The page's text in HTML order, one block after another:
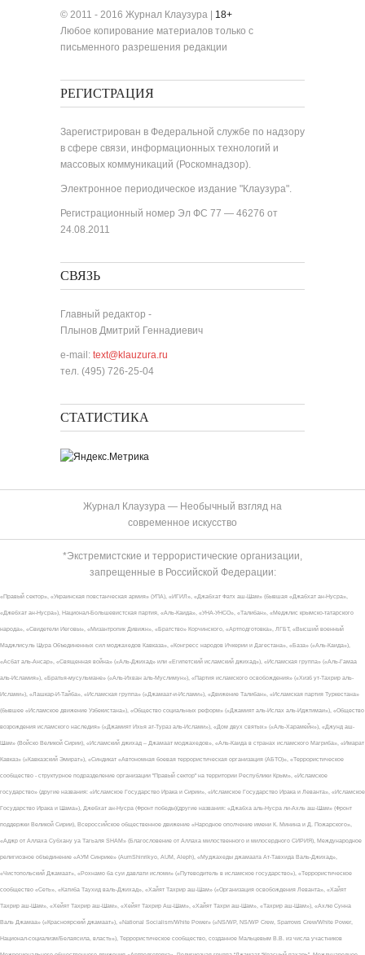
© 2011 - 2016 Журнал Клаузура | 18+
Любое копирование материалов только с
письменного разрешения редакции
РЕГИСТРАЦИЯ
Зарегистрирован в Федеральной службе по надзору
в сфере связи, информационных технологий и
массовых коммуникаций (Роскомнадзор).
Электронное периодическое издание "Клаузура".
Регистрационный номер Эл ФС 77 — 46276 от
24.08.2011
СВЯЗЬ
Главный редактор -
Плынов Дмитрий Геннадиевич
e-mail: text@klauzura.ru
тел. (495) 726-25-04
СТАТИСТИКА
Журнал Клаузура — Необычный взгляд на
современное искусство
*Экстремистские и террористические организации,
запрещенные в Российской Федерации:
«Правый сектор», «Украинская повстанческая армия» (УПА), «ИГИЛ», «Джабхат Фатх аш-Шам» (бывшая «Джабхат ан-Нусра»,
«Джебхат ан-Нусра»), Национал-Большевистская партия, «Аль-Каида», «УНА-УНСО», «Талибан», «Меджлис крымско-татарского
народа», «Свидетели Иеговы», «Мизантропик Дивижн», «Братство» Корчинского, «Артподготовка», ЛГБТ, «Высший военный
Маджлисуль Шура Объединенных сил моджахедов Кавказа», «Конгресс народов Ичкерии и Дагестана», «База» («Аль-Каида»),
«Асбат аль-Ансар», «Священная война» («Аль-Джихад» или «Египетский исламский джихад»), «Исламская группа» («Аль-Гамаа
аль-Исламия»), «Братья-мусульмане» («Аль-Ихван аль-Муслимун»), «Партия исламского освобождения» («Хизб ут-Тахрир аль-
Ислами»), «Лашкар-И-Тайба», «Исламская группа» («Джамаат-и-Ислами»), «Движение Талибан», «Исламская партия Туркестана»
(бывшее «Исламское движение Узбекистана»), «Общество социальных реформ» («Джамият аль-Ислах аль-Иджтимаи»), «Общество
возрождения исламского наследия» («Джамият Ихья ат-Тураз аль-Ислами»), «Дом двух святых» («Аль-Харамейн»), «Джунд аш-
Шам» (Войско Великой Сирии), «Исламский джихад – Джамаат моджахедов», «Аль-Каида в странах исламского Магриба», «Имарат
Кавказ» («Кавказский Эмират»), «Синдикат «Автономная боевая террористическая организация (АБТО)», «Террористическое
сообщество - структурное подразделение организации "Правый сектор" на территории Республики Крым», «Исламское
государство» (другие названия: «Исламское Государство Ирака и Сирии», «Исламское Государство Ирака и Леванта», «Исламское
Государство Ирака и Шама»), Джебхат ан-Нусра (Фронт победы)(другие названия: «Джабха аль-Нусра ли-Ахль аш-Шам» (Фронт
поддержки Великой Сирии), Всероссийское общественное движение «Народное ополчение имени К. Минина и Д. Пожарского»,
«Аджр от Аллаха Субхану уа Тагьаля SHAM» (Благословение от Аллаха милоственного и милосердного СИРИЯ), Международное
религиозное объединение «АУМ Синрике» (AumShinrikyo, AUM, Aleph), «Муджахеды джамаата Ат-Тавхида Валь-Джихад»,
«Чистопольский Джамаат», «Рохнамо ба суи давлати исломи» («Путеводитель в исламское государство»), «Террористическое
сообщество «Сеть», «Катиба Таухид валь-Джихад», «Хайят Тахрир аш-Шам» («Организация освобождения Леванта», «Хайят
Тахрир аш-Шам», «Хейят Тахрир аш-Шам», «Хейят Тахрир Аш-Шам», «Хайят Тахри аш-Шам», «Тахрир аш-Шам»), «Ахлю Сунна
Валь Джамаа» («Красноярский джамаат»), «National Socialism/White Power» («NS/WP, NS/WP Crew, Sparrows Crew/White Power,
Национал-социализм/Белаясила, власть»), Террористическое сообщество, созданное Мальцевым В.В. из числа участников